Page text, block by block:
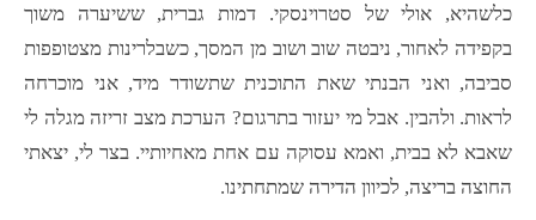
כלשהיא, אולי של סטרוינסקי. דמות גברית, ששיערה משוך
בקפידה לאחור, ניבטה שוב ושוב מן המסך, כשבלרינות מצטופפות
סביבה, ואני הבנתי שאת התוכנית שתשודר מיד, אני מוכרחה
לראות. ולהבין. אבל מי יעזור בתרגום? הערכת מצב זריזה מגלה לי
שאבא לא בבית, ואמא עסוקה עם אחת מאחיותיי. בצר לי, יצאתי
החוצה בריצה, לכיוון הדירה שמתחתינו.